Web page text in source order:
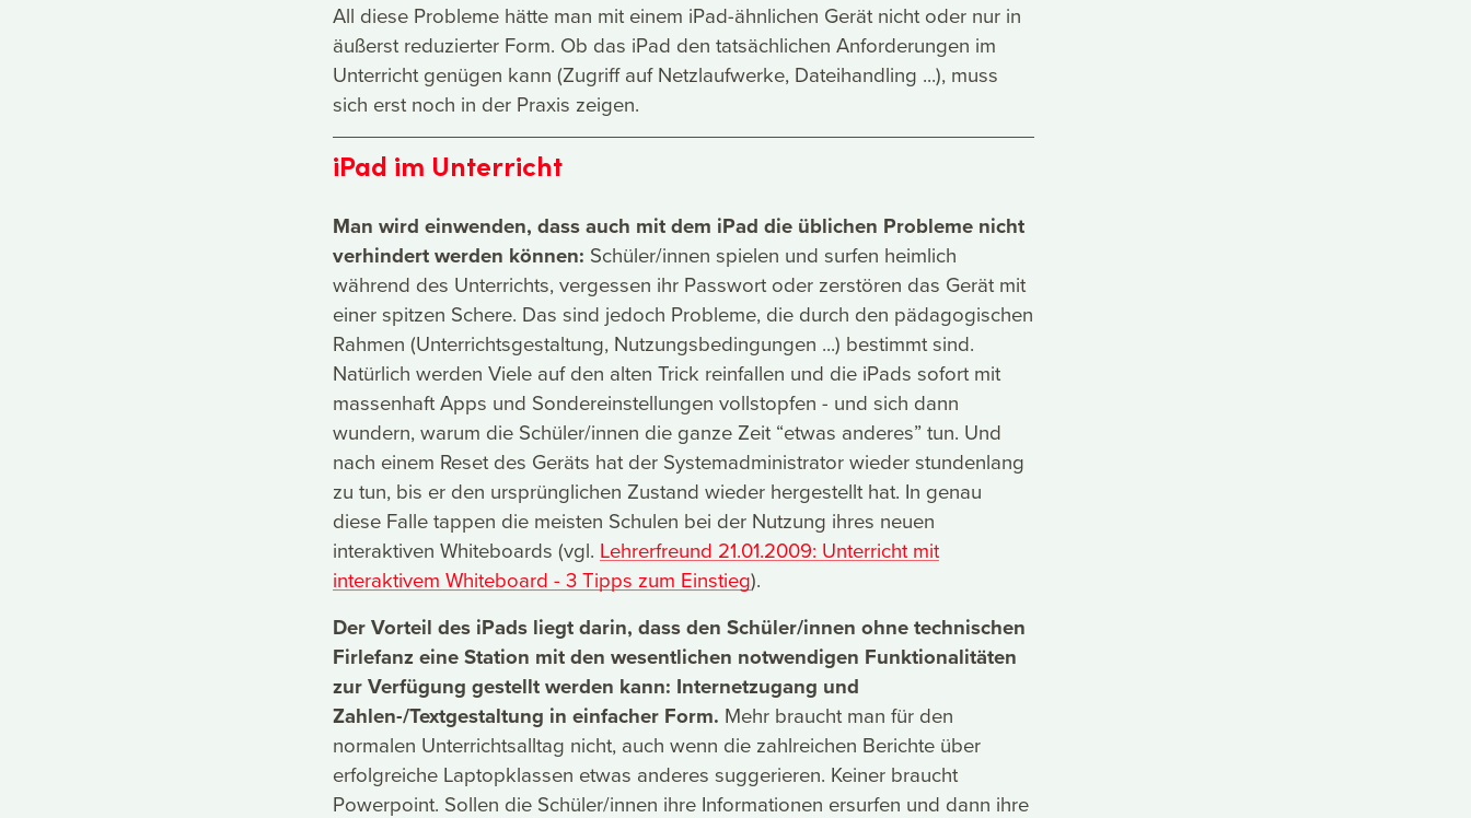
All diese Probleme hätte man mit einem iPad-ähnlichen Gerät nicht oder nur in
äußerst reduzierter Form. Ob das iPad den tatsächlichen Anforderungen im
Unterricht genügen kann (Zugriff auf Netzlaufwerke, Dateihandling ...), muss
sich erst noch in der Praxis zeigen.
iPad im Unterricht
Man wird einwenden, dass auch mit dem iPad die üblichen Probleme nicht
verhindert werden können: Schüler/innen spielen und surfen heimlich
während des Unterrichts, vergessen ihr Passwort oder zerstören das Gerät mit
einer spitzen Schere. Das sind jedoch Probleme, die durch den pädagogischen
Rahmen (Unterrichtsgestaltung, Nutzungsbedingungen ...) bestimmt sind.
Natürlich werden Viele auf den alten Trick reinfallen und die iPads sofort mit
massenhaft Apps und Sondereinstellungen vollstopfen - und sich dann
wundern, warum die Schüler/innen die ganze Zeit “etwas anderes” tun. Und
nach einem Reset des Geräts hat der Systemadministrator wieder stundenlang
zu tun, bis er den ursprünglichen Zustand wieder hergestellt hat. In genau
diese Falle tappen die meisten Schulen bei der Nutzung ihres neuen
interaktiven Whiteboards (vgl. Lehrerfreund 21.01.2009: Unterricht mit
interaktivem Whiteboard - 3 Tipps zum Einstieg).
Der Vorteil des iPads liegt darin, dass den Schüler/innen ohne technischen
Firlefanz eine Station mit den wesentlichen notwendigen Funktionalitäten
zur Verfügung gestellt werden kann: Internetzugang und
Zahlen-/Textgestaltung in einfacher Form. Mehr braucht man für den
normalen Unterrichtsalltag nicht, auch wenn die zahlreichen Berichte über
erfolgreiche Laptopklassen etwas anderes suggerieren. Keiner braucht
Powerpoint. Sollen die Schüler/innen ihre Informationen ersurfen und dann ihre